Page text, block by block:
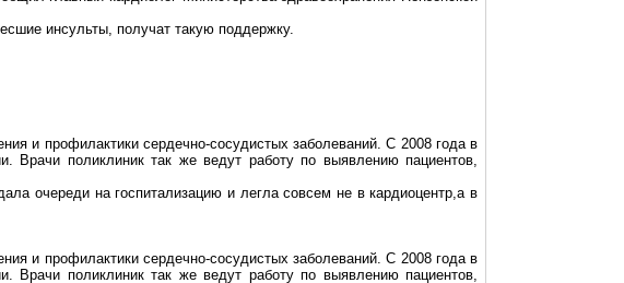
инсульты, получат такую поддержку.
и профилактики сердечно-сосудистыхзаболеваний. С 2008 года в
Врачи поликлиник так же ведут работу по выявлению пациентов,
очереди на госпитализацию и легла совсем не вкардиоцентр,ав
и профилактики сердечно-сосудистыхзаболеваний. С 2008 года в
Врачи поликлиник так же ведут работу по выявлению пациентов,